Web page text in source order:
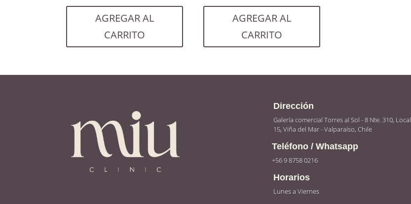
AGREGAR AL
CARRITO
AGREGAR AL
CARRITO
Dirección
Galería comercial Torres al Sol - 8 Nte. 310, Local
15, Viña del Mar - Valparaíso, Chile
Teléfono / Whatsapp
+56 9 8758 0216
Horarios
Lunes a Viernes